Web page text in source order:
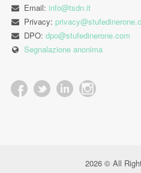
Email: info@tsdn.it
Privacy:
DPO: dpo@stufedinerone.com
Segnalazione anonima
2026 © All